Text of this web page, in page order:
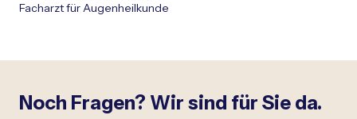
Facharzt für Augenheilkunde
Noch Fragen? Wir sind für Sie da.